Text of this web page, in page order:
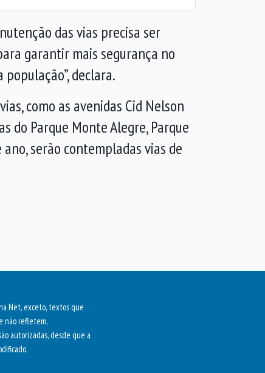
das vias precisa ser
garantir mais segurança no
declara.
como as avenidas Cid Nelson
do Parque Monte Alegre, Parque
serão contempladas vias de
Net, exceto, textos que
não refletem,
autorizadas, desde que a